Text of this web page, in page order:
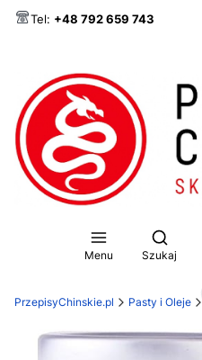
Tel: +48 792 659 743
Menu
Otwórz
Szukaj
PrzepisyChinskie.pl Pasty i Oleje